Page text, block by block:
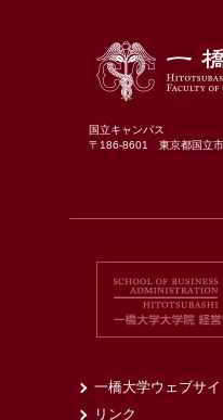
国立キャンパス
〒186-8601 東京都国立
一橋大学ウェブサイ
リンク